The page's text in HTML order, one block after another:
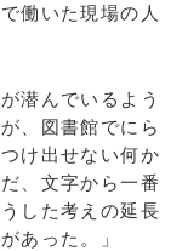
働いた現場の人
潜んでいるよう
、図書館でにら
け出せない何か
、文字から一番
した考えの延長
あった。」